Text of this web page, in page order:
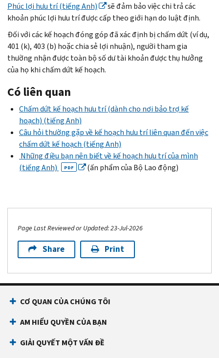
Phúc lợi hưu trí (tiếng Anh)
sẽ đảm bảo việc chi trả các
khoản phúc lợi hưu trí được cấp theo giới hạn do luật định.
Đối với các kế hoạch đóng góp đã xác định bị chấm dứt (ví dụ,
401 (k), 403 (b) hoặc chia sẻ lợi nhuận), người tham gia
thường nhận được toàn bộ số dư tài khoản được thụ hưởng
của họ khi chấm dứt kế hoạch.
Có liên quan
Chấm dứt kế hoạch hưu trí (dành cho nơi bảo trợ kế
hoạch) (tiếng Anh)
Câu hỏi thường gặp về kế hoạch hưu trí liên quan đến việc
chấm dứt kế hoạch (tiếng Anh)
Những điều bạn nên biết về kế hoạch hưu trí của mình
(tiếng Anh)
PDF (ấn phẩm của Bộ Lao động)
Page Last Reviewed or Updated: 23-Jul-2026
Share Print
CƠ QUAN CỦA CHÚNG TÔI
AM HIỂU QUYỀN CỦA BẠN
GIẢI QUYẾT MỘT VẤN ĐỀ